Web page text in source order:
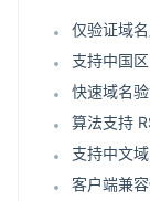
仅验证域
支持中国
快速域名
算法支持
支持中文
客户端兼